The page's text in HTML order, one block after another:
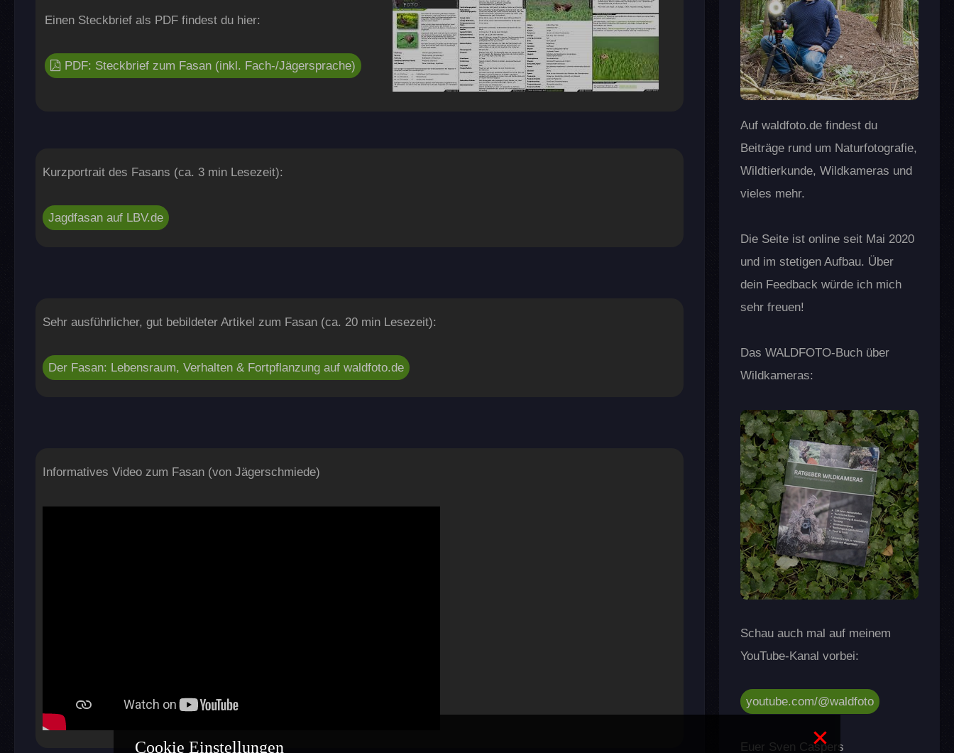
×
Cookie Einstellungen
Einen Steckbrief als PDF findest du hier:
PDF: Steckbrief zum Fasan (inkl. Fach-/Jägersprache)
Kurzportrait des Fasans (ca. 3 min Lesezeit):
Jagdfasan auf LBV.de
Sehr ausführlicher, gut bebildeter Artikel zum Fasan (ca. 20 min Lesezeit):
Der Fasan: Lebensraum, Verhalten & Fortpflanzung auf waldfoto.de
Informatives Video zum Fasan (von Jägerschmiede)
Auf waldfoto.de findest du
Beiträge rund um Naturfotografie,
Wildtierkunde, Wildkameras und
vieles mehr.
Die Seite ist online seit Mai 2020
und im stetigen Aufbau. Über
dein Feedback würde ich mich
sehr freuen!
Das WALDFOTO-Buch über
Wildkameras:
Schau auch mal auf meinem
YouTube-Kanal vorbei:
youtube.com/@waldfoto
Euer Sven Caspers